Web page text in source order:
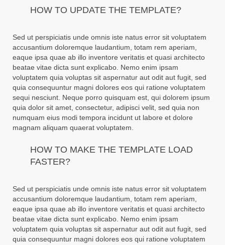
HOW TO UPDATE THE TEMPLATE?
Sed ut perspiciatis unde omnis iste natus error sit voluptatem
accusantium doloremque laudantium, totam rem aperiam,
eaque ipsa quae ab illo inventore veritatis et quasi architecto
beatae vitae dicta sunt explicabo. Nemo enim ipsam
voluptatem quia voluptas sit aspernatur aut odit aut fugit, sed
quia consequuntur magni dolores eos qui ratione voluptatem
sequi nesciunt. Neque porro quisquam est, qui dolorem ipsum
quia dolor sit amet, consectetur, adipisci velit, sed quia non
numquam eius modi tempora incidunt ut labore et dolore
magnam aliquam quaerat voluptatem.
HOW TO MAKE THE TEMPLATE LOAD
FASTER?
Sed ut perspiciatis unde omnis iste natus error sit voluptatem
accusantium doloremque laudantium, totam rem aperiam,
eaque ipsa quae ab illo inventore veritatis et quasi architecto
beatae vitae dicta sunt explicabo. Nemo enim ipsam
voluptatem quia voluptas sit aspernatur aut odit aut fugit, sed
quia consequuntur magni dolores eos qui ratione voluptatem